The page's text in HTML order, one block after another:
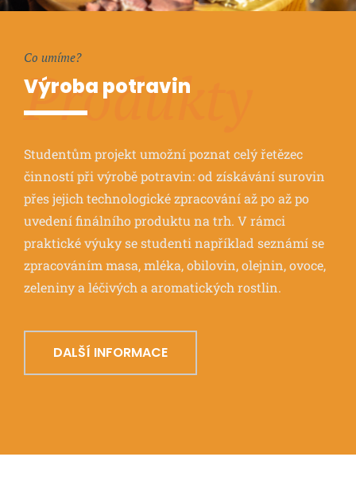
Produkty
Co umíme?
Výroba potravin
Studentům projekt umožní poznat celý řetězec
činností při výrobě potravin: od získávání surovin
přes jejich technologické zpracování až po až po
uvedení finálního produktu na trh. V rámci
praktické výuky se studenti například seznámí se
zpracováním masa, mléka, obilovin, olejnin, ovoce,
zeleniny a léčivých a aromatických rostlin.
DALŠÍ INFORMACE